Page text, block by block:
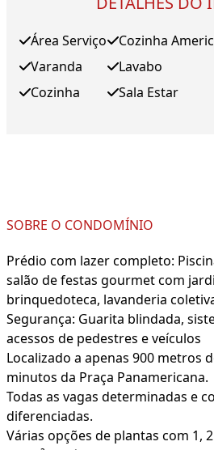
Área Serviço
Varanda
Cozinha
Cozinha
Lavabo
Sala Estar
SOBRE O CONDOMÍNIO
Prédio com lazer completo:
salão de festas gourmet com
brinquedoteca, lavanderia
Segurança: Guarita blindada,
acessos de pedestres e veículos
Localizado a apenas 900 metros
minutos da Praça Panamericana.
Todas as vagas determinadas e
diferenciadas.
Várias opções de plantas com 1,